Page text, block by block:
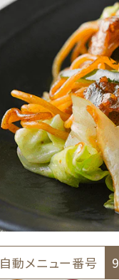
自動メニュー番号 9